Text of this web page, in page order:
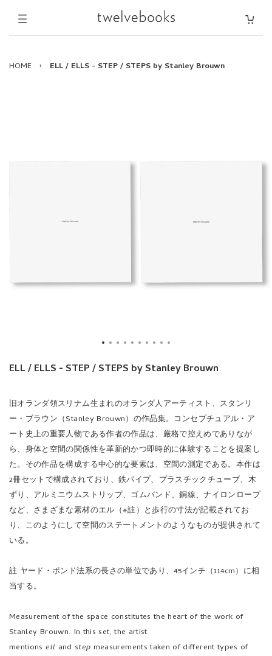
HOME › ELL / ELLS - STEP / STEPS by Stanley Brouwn
ELL / ELLS - STEP / STEPS by Stanley Brouwn
旧オランダ領スリナム生まれのオランダ人アーティスト、スタンリ
ー・ブラウン（Stanley Brouwn）の作品集。コンセプチュアル・ア
ート史上の重要人物である作者の作品は、厳格で控えめでありなが
ら、身体と空間の関係性を革新的かつ即時的に体験することを提案し
た。その作品を構成する中心的な要素は、空間の測定である。本作は
2冊セットで構成されており、鉄パイプ、プラスチックチューブ、木
ずり、アルミニウムストリップ、ゴムバンド、銅線、ナイロンロープ
など、さまざまな素材のエル（※註）と歩行の寸法が記載されてお
り、このようにして空間のステートメントのようなものが提供されて
いる。
註 ヤード・ポンド法系の長さの単位であり、45インチ（114cm）に相
当する。
Measurement of the space constitutes the heart of the work of
Stanley Brouwn. In this set, the artist
mentionsell and step measurements taken of different types of